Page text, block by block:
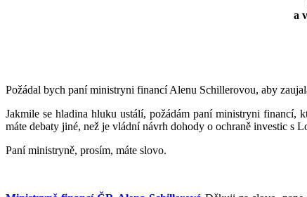
a
Požádal bych paní ministryni financí Alenu Schillerovou, aby
Jakmile se hladina hluku ustálí, požádám paní ministryni financí,
máte debaty jiné, než je vládní návrh dohody o ochraně investic s
Paní ministryně, prosím, máte slovo.